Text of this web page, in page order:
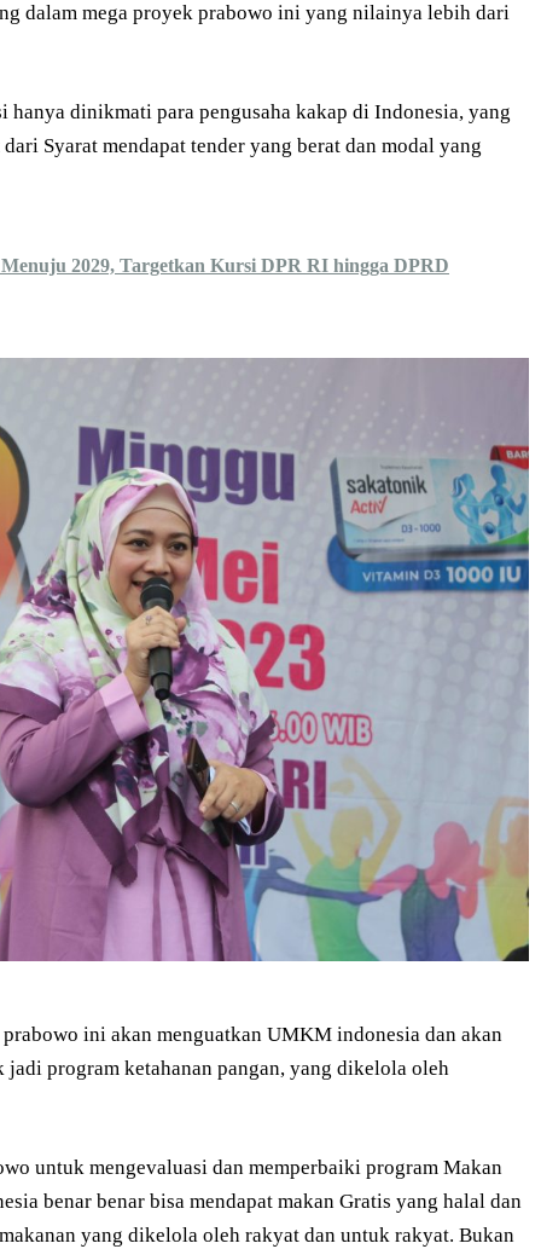
dalam mega proyek prabowo ini yang nilainya lebih dari
dinikmati para pengusaha kakap di Indonesia, yang
Syarat mendapat tender yang berat dan modal yang
2029, Targetkan Kursi DPR RI hingga DPRD
ini akan menguatkan UMKM indonesia dan akan
program ketahanan pangan, yang dikelola oleh
untuk mengevaluasi dan memperbaiki program Makan
benar benar bisa mendapat makan Gratis yang halal dan
yang dikelola oleh rakyat dan untuk rakyat. Bukan